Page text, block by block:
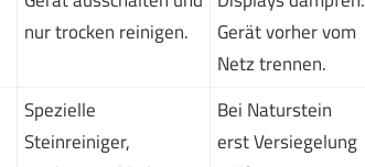
nur trocken reinigen.
Gerät vorher vom
Netz trennen.
Spezielle
Steinreiniger,
Bei Naturstein
erst Versiegelung